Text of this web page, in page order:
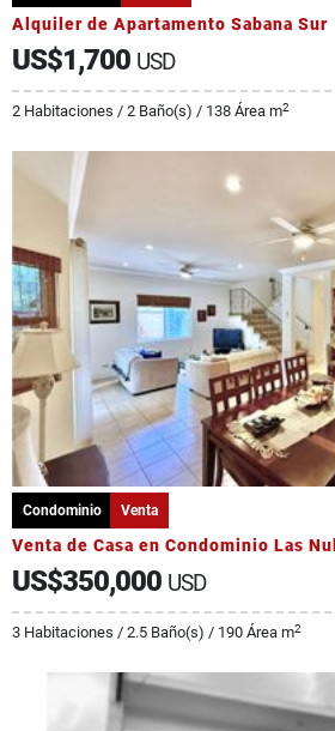
Alquiler de Apartamento Sabana Sur
US$1,700 USD
2 Habitaciones / 2 Baño(s) / 138 Área m2
Condominio Venta
Venta de Casa en Condominio Las
US$350,000 USD
3 Habitaciones / 2.5 Baño(s) / 190 Área m2